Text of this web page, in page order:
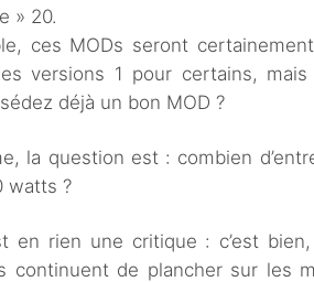
» 20.
ces MODs seront
versions 1 pour certains,
déjà un bon MOD ?
la question est : combien
watts ?
en rien une critique : c’est
continuent de plancher sur les